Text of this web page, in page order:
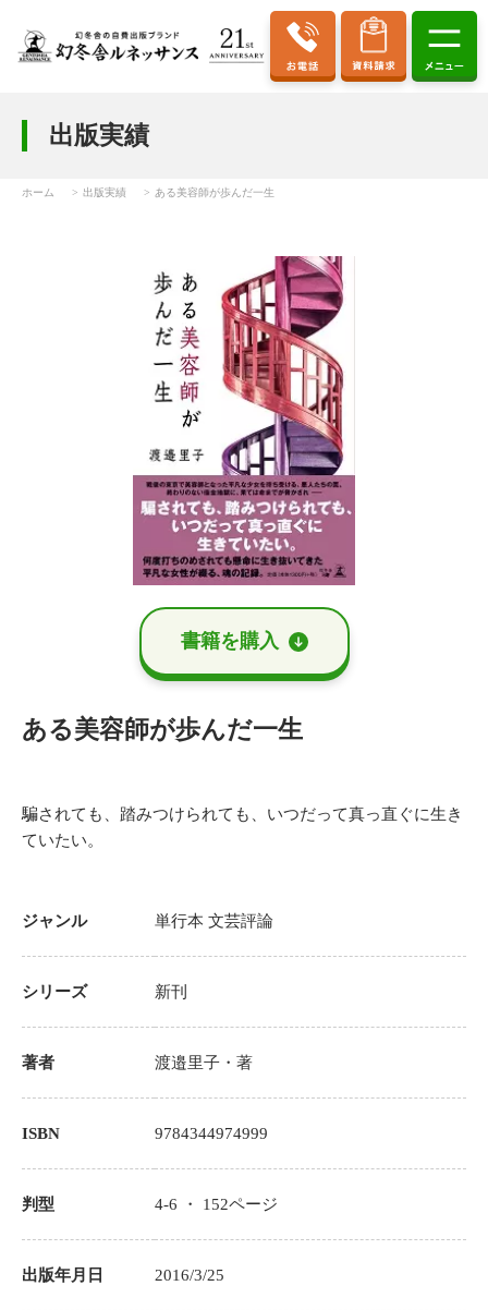
出版実績
ホーム 出版実績 ある美容師が歩んだ一生
書籍を購⼊
ある美容師が歩んだ一生
騙されても、踏みつけられても、いつだって真っ直ぐに生き
ていたい。
ジャンル 単行本 文芸評論
シリーズ 新刊
著者 渡邉里子 ・著
ISBN 9784344974999
判型 4-6 ・ 152ページ
出版年月日 2016/3/25